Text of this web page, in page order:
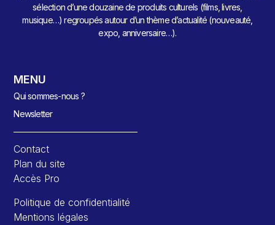
sélection d’une douzaine de produits culturels (films, livres,
musique…) regroupés autour d’un thème d’actualité (nouveauté,
expo, anniversaire…).
MENU
Qui sommes-nous ?
Newsletter
Contact
Plan du site
Accès Pro
Politique de confidentialité
Mentions légales